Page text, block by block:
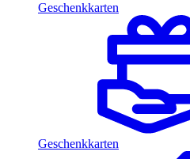
Geschenkkarten
Geschenkkarten